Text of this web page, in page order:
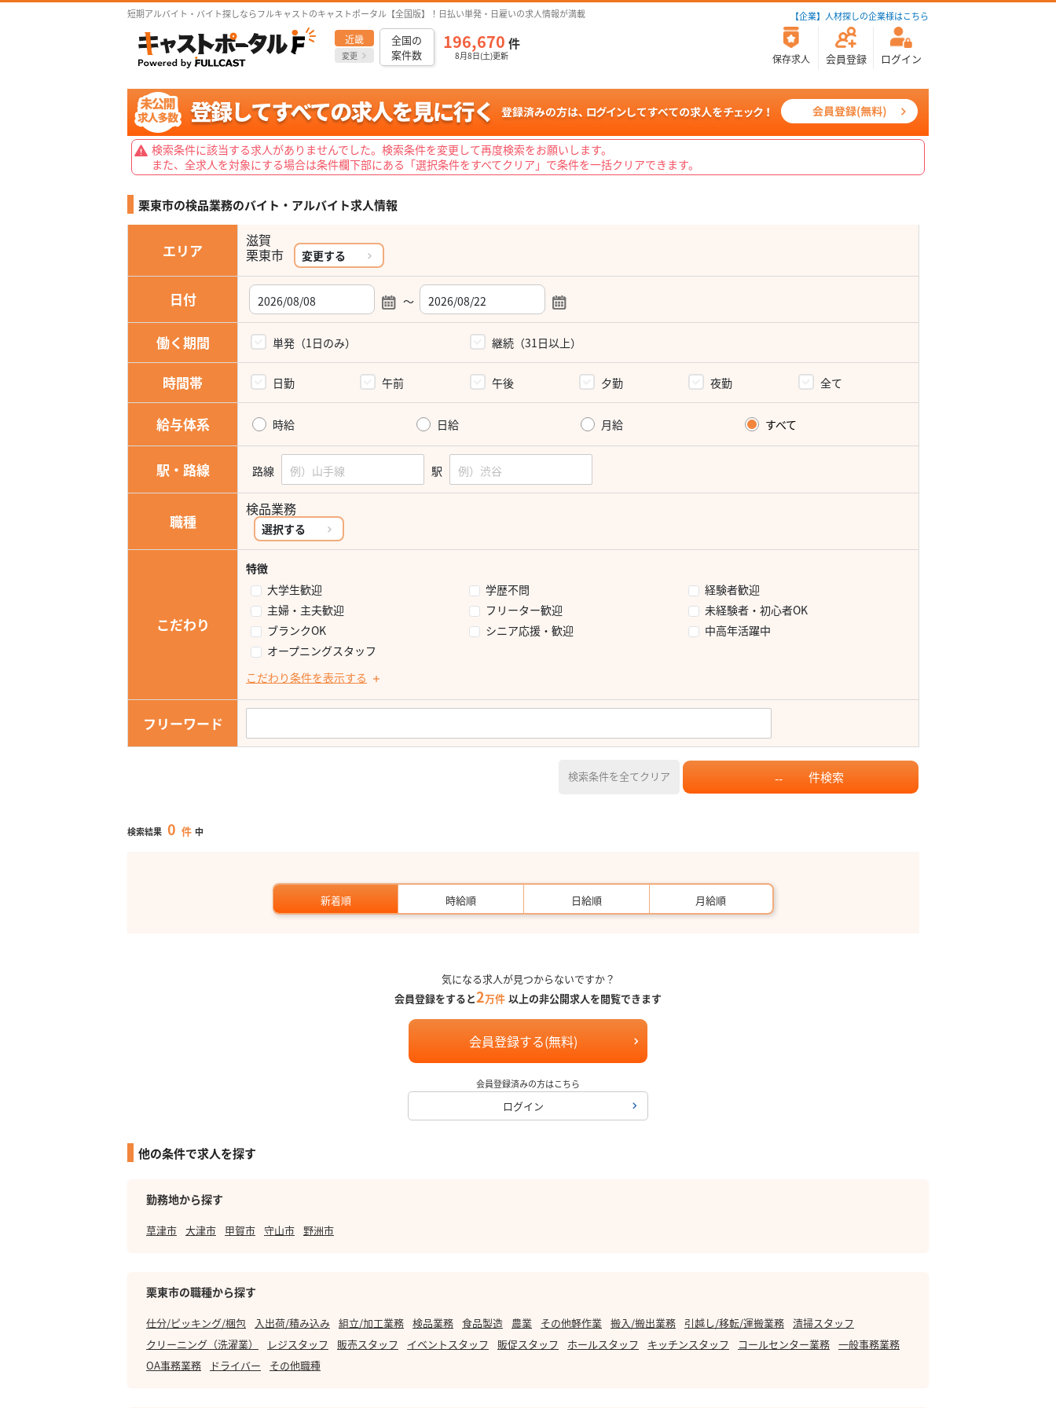
短期アルバイト・バイト探しならフルキャストのキャストポータル【全国版】！日払い単発・日雇いの求人情報が満載 【企業】人材探しの企業様はこちら
近畿
変更
全国の
案件数
196,670 件
8月8日(土)更新 保存求人 会員登録 ログイン
検索条件に該当する求人がありませんでした。検索条件を変更して再度検索をお願いします。
また、全求人を対象にする場合は条件欄下部にある「選択条件をすべてクリア」で条件を一括クリアできます。
栗東市の検品業務のバイト・アルバイト求人情報
エリア
滋賀
栗東市 変更する
日付 ～
働く期間 単発（1日のみ） 継続（31日以上）
時間帯 日勤 午前 午後 夕勤 夜勤 全て
給与体系 時給 日給 月給 すべて
駅・路線 路線 駅
職種
検品業務
選択する
こだわり
特徴
大学生歓迎
学歴不問
経験者歓迎
主婦・主夫歓迎
フリーター歓迎
未経験者・初心者OK
ブランクOK
シニア応援・歓迎
中高年活躍中
オープニングスタッフ
こだわり条件を表示する
フリーワード
検索条件を全てクリア -- 件検索
検索結果 0 件 中
新着順 時給順 日給順 月給順
気になる求人が見つからないですか？
会員登録をすると2万件 以上の非公開求人を閲覧できます
会員登録する(無料)
会員登録済みの方はこちら
ログイン
他の条件で求人を探す
勤務地から探す
草津市 大津市 甲賀市 守山市 野洲市
栗東市の職種から探す
仕分/ピッキング/梱包 入出荷/積み込み 組立/加工業務 検品業務 食品製造 農業 その他軽作業 搬入/搬出業務 引越し/移転/運搬業務 清掃スタッフ
クリーニング（洗濯業）
レジスタッフ 販売スタッフ イベントスタッフ 販促スタッフ ホールスタッフ キッチンスタッフ コールセンター業務 一般事務業務
OA事務業務
ドライバー その他職種